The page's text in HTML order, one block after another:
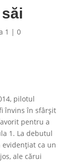
1 | 0
pilotul
învins în sfârșit
pentru a
1. La debutul
evidențiat ca un
ale cărui